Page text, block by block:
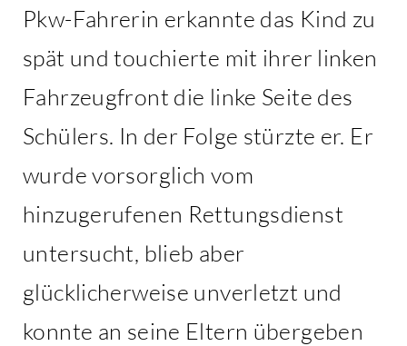
Pkw-Fahrerin erkannte das Kind zu
spät und touchierte mit ihrer linken
Fahrzeugfront die linke Seite des
Schülers. In der Folge stürzte er. Er
wurde vorsorglich vom
hinzugerufenen Rettungsdienst
untersucht, blieb aber
glücklicherweise unverletzt und
konnte an seine Eltern übergeben